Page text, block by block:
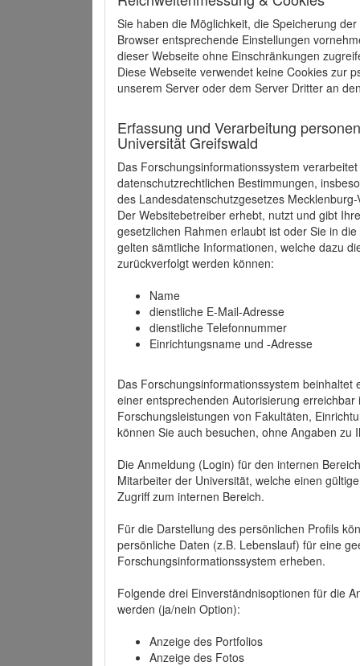
Sie haben die Möglichkeit, die Speicherung
Browser entsprechende Einstellungen
dieser Webseite ohne Einschränkungen
Diese Webseite verwendet keine Cookies zur
unserem Server oder dem Server Dritter an
Erfassung und Verarbeitung
Universität Greifswald
Das Forschungsinformationssystem
datenschutzrechtlichen Bestimmungen,
des Landesdatenschutzgesetzes
Der Websitebetreiber erhebt, nutzt und gibt
gesetzlichen Rahmen erlaubt ist oder Sie in
gelten sämtliche Informationen, welche dazu
zurückverfolgt werden können:
Name
dienstliche E-Mail-Adresse
dienstliche Telefonnummer
Einrichtungsname und -Adresse
Das Forschungsinformationssystem beinhaltet
einer entsprechenden Autorisierung
Forschungsleistungen von Fakultäten,
können Sie auch besuchen, ohne Angaben zu
Die Anmeldung (Login) für den internen
Mitarbeiter der Universität, welche einen
Zugriff zum internen Bereich.
Für die Darstellung des persönlichen Profils
persönliche Daten (z.B. Lebenslauf) für eine
Forschungsinformationssystem erheben.
Folgende drei Einverständnisoptionen für die
werden (ja/nein Option):
Anzeige des Portfolios
Anzeige des Fotos